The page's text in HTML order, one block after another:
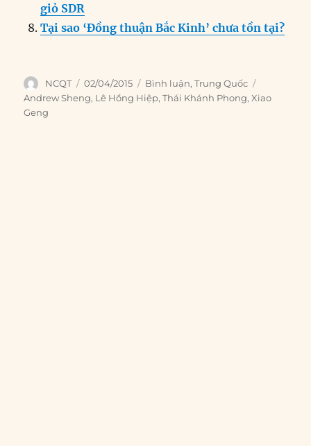
giỏ SDR
Tại sao ‘Đồng thuận Bắc Kinh’ chưa tồn tại?
Author
NCQT
Posted
on
02/04/2015 Categories
Bình luận,Trung Quốc
Andrew Sheng, Lê Hồng Hiệp,Thái Khánh Phong,Xiao
Geng